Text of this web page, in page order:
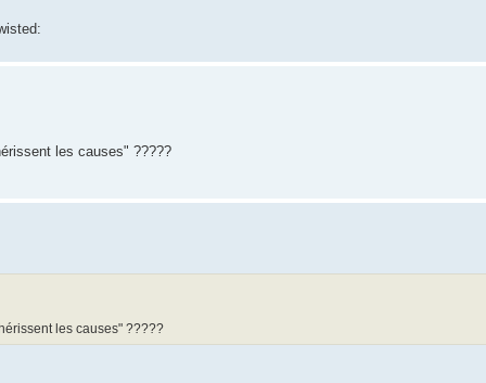
les causes" ?????
les causes" ?????